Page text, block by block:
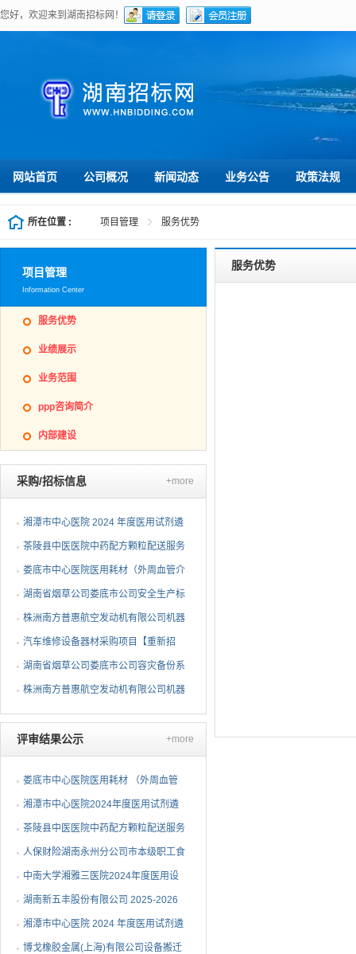
您好，欢迎来到湖南招标网！
网站首页 公司概况 新闻动态 业务公告 政策法规
所在位置 : 项目管理 服务优势
服务优势
项目管理
Information Center
服务优势
业绩展示
业务范围
ppp咨询简介
内部建设
采购/招标信息 +more
湘潭市中心医院 2024 年度医用试剂遴
选项目（第三次）公开...
茶陵县中医医院中药配方颗粒配送服务
项目 公开招标公告
娄底市中心医院医用耗材（外周血管介
入耗材）遴选项目招标...
湖南省烟草公司娄底市公司安全生产标
准化二级达标复评技术...
株洲南方普惠航空发动机有限公司机器
人去毛刺项目（第二次...
汽车维修设备器材采购项目【重新招
标】招标公告
湖南省烟草公司娄底市公司容灾备份系
统采购项目
株洲南方普惠航空发动机有限公司机器
人去毛刺项目（第二次...
评审结果公示 +more
娄底市中心医院医用耗材 （外周血管
介入耗材）遴选项目中...
湘潭市中心医院2024年度医用试剂遴
选项目（第三次）中选候...
茶陵县中医医院中药配方颗粒配送服务
项目中标（成交）公告
人保财险湖南永州分公司市本级职工食
堂维修改造采购项目成...
中南大学湘雅三医院2024年度医用设
备（C-6）包二中标公告
湖南新五丰股份有限公司 2025-2026
年度塑料包装袋采购项...
湘潭市中心医院 2024 年度医用试剂遴
选项目（第二次）流标...
博戈橡胶金属(上海)有限公司设备搬迁